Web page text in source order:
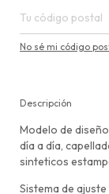
No sé mi código
Descripción
Modelo de
día a día,
sinteticos
Sistema de